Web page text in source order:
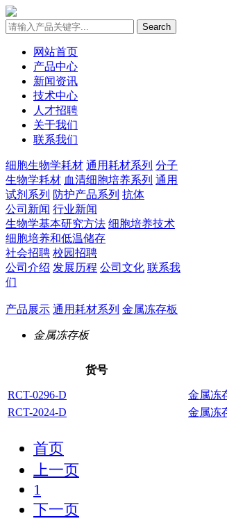
Search
网站首页
产品中心
新闻资讯
技术中心
人才招聘
关于我们
联系我们
细胞生物学耗材 通用耗材系列 分子
生物学耗材 血清细胞培养系列 通用
试剂系列 防护产品系列 抗体
公司新闻 行业新闻
生物学基本研究方法 细胞培养技术
细胞培养和低温储存
社会招聘 校园招聘
公司介绍 发展历程 公司文化 联系我
们
产品展示 通用耗材系列 金属冻存板
金属冻存板
货号
RCT-0296-D
金属冻
RCT-2024-D
金属冻
首页
上一页
1
下一页